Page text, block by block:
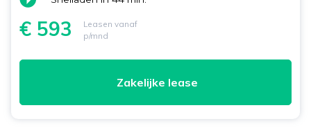
€ 593
Leasen vanaf
p/mnd
Zakelijke lease